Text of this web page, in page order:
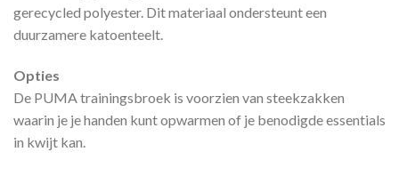
gerecycled polyester. Dit materiaal ondersteunt een
duurzamere katoenteelt.
Opties
De PUMA trainingsbroek is voorzien van steekzakken
waarin je je handen kunt opwarmen of je benodigde essentials
in kwijt kan.